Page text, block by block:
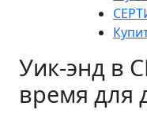
Уик-энд в
время для